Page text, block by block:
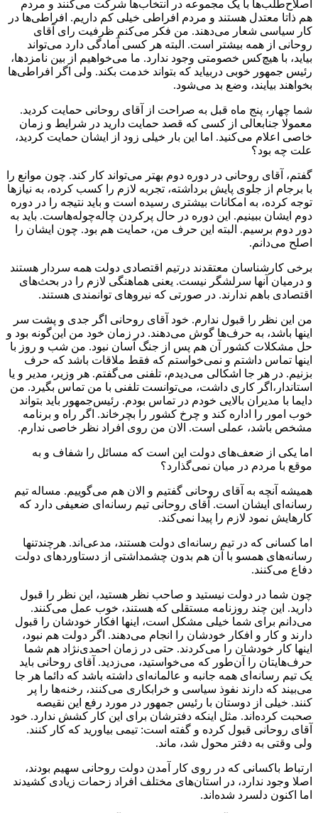
اصلاح‌طلب‌ها با یک مجموعه در انتخاب‌ها شرکت می‌کنند و مردم
هم ذاتا معتدل هستند و مردم افراطی خیلی کم داریم. افراطی‌ها در
کار سیاسی شعار می‌دهند. من فکر می‌کنم ظرفیت رای آقای
روحانی از همه بیشتر است. البته هر کسی آمادگی دارد می‌تواند
بیاید، با هیچ‌کس خصومتی وجود ندارد. ما می‌خواهیم از بین نامزدها،
رئیس جمهور خوبی دربیاید که بتواند خدمت بکند. ولی اگر افراطی‌ها
بخواهند بیایند، وضع بد می‌شود.
شما چهار، پنج ماه قبل به صراحت از آقای روحانی حمایت کردید.
معمولا جنابعالی از کسی که قصد حمایت دارید در شرایط و زمان
خاصی اعلام می‌کنید. اما این بار خیلی زود از ایشان حمایت کردید،
علت چه بود؟
گفتم، آقای روحانی در دوره دوم بهتر می‌تواند کار کند. چون موانع را
با برجام از جلوی پایش برداشته، تجربه لازم را کسب کرده، به نیازها
توجه کرده، به امکانات بیشتری رسیده است و باید نتیجه را در دوره
دوم ایشان ببینیم. این دوره در حال پر‌کردن چاله‌چوله‌هاست. باید به
دور دوم برسیم. البته این حرف من، حمایت هم بود. چون ایشان را
اصلح می‌دانم.
برخی کارشناسان معتقدند درتیم اقتصادی دولت همه سردار هستند
و درمیان آنها سرلشگر نیست. یعنی هماهنگی لازم را در بحث‌های
اقتصادی باهم ندارند. در صورتی که نیروهای توانمندی هستند.
من این نظر را قبول ندارم. خود آقای روحانی اگر جدی و پشت سر
اینها باشد، به حرف‌ها گوش می‌دهند. در زمان خود من این‌گونه بود و
حل مشکلات کشور آن هم پس از جنگ آسان نبود. من شب و روز با
اینها تماس داشتم و نمی‌خواستم که فقط ملاقات باشد که حرف
بزنیم. در هر جا اشکالی می‌دیدم، تلفنی می‌گفتم. هر وزیر، مدیر و یا
استاندار،اگر کاری داشت، می‌توانست تلفنی با من تماس بگیرد. من
دایما با مدیران بالایی خودم در تماس بودم. رئیس‌جمهور باید بتواند
خوب امور را اداره کند و چرخ کشور را بچرخاند. اگر راه و برنامه
مشخص باشد، عملی است. الان من روی افراد نظر خاصی ندارم.
اما یکی از ضعف‌های دولت این است که مسائل را شفاف و به
موقع با مردم در میان نمی‌گذارد؟
همیشه آنچه به آقای روحانی گفتیم و الان هم می‌گوییم. مساله تیم
رسانه‌ای ایشان است. آقای روحانی تیم رسانه‌ای ضعیفی دارد که
کارهایش نمود لازم را پیدا نمی‌کند.
اما کسانی که در تیم رسانه‌ای دولت هستند، مدعی‌اند. هرچندتنها
رسانه‌های همسو با آن هم بدون چشمداشتی از دستاوردهای دولت
دفاع می‌کنند.
‌چون شما در دولت نیستید و صاحب نظر هستید، این نظر را قبول
دارید. این چند روزنامه مستقلی که هستند، خوب عمل می‌کنند.
می‌دانم برای شما خیلی مشکل است، اینها افکار خودشان را قبول
دارند و کار و افکار خودشان را انجام می‌دهند. اگر دولت هم نبود،
اینها کار خودشان را می‌کردند. حتی در زمان احمدی‌نژاد هم شما
حرف‌هایتان را آن‌طور که می‌خواستید، می‌زدید. آقای روحانی باید
یک تیم رسانه‌ای همه جانبه و عالمانه‌ای داشته باشد که دائما هر جا
می‌بیند که دارند نفوذ سیاسی و خرابکاری می‌کنند، رخنه‌ها را پر
کنند. خیلی از دوستان با رئیس جمهور در مورد رفع این نقیصه
صحبت کرده‌اند. مثل اینکه دفترشان برای این کار کشش ندارد. خود
آقای روحانی قبول کرده و گفته است: تیمی بیاورید که کار کنند.
ولی وقتی به دفتر محول شد، ماند.
ارتباط باکسانی که در روی کار آمدن دولت روحانی سهیم بودند،
اصلا وجود ندارد، در استان‌های مختلف افراد زحمات زیادی کشیدند
اما اکنون دلسرد شده‌اند.